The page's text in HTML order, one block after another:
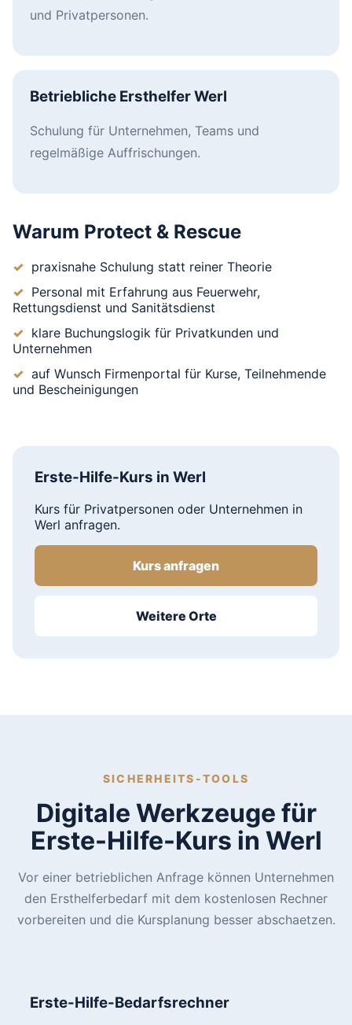
und Privatpersonen.
Betriebliche Ersthelfer Werl
Schulung für Unternehmen, Teams und
regelmäßige Auffrischungen.
Warum Protect & Rescue
praxisnahe Schulung statt reiner Theorie
Personal mit Erfahrung aus Feuerwehr,
Rettungsdienst und Sanitätsdienst
klare Buchungslogik für Privatkunden und
Unternehmen
auf Wunsch Firmenportal für Kurse, Teilnehmende
und Bescheinigungen
Erste-Hilfe-Kurs in Werl
Kurs für Privatpersonen oder Unternehmen in
Werl anfragen.
Kurs anfragen
Weitere Orte
SICHERHEITS-TOOLS
Digitale Werkzeuge für
Erste-Hilfe-Kurs in Werl
Vor einer betrieblichen Anfrage können Unternehmen
den Ersthelferbedarf mit dem kostenlosen Rechner
vorbereiten und die Kursplanung besser abschaetzen.
Erste-Hilfe-Bedarfsrechner